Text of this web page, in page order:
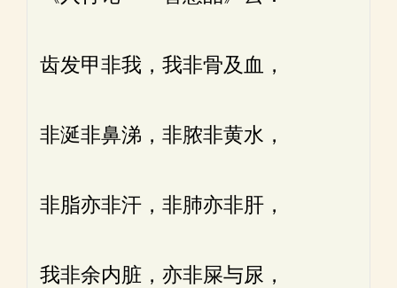
齿发甲非我，我非骨及血，
非涎非鼻涕，非脓非黄水，
非脂亦非汗，非肺亦非肝，
我非余内脏，亦非屎与尿，